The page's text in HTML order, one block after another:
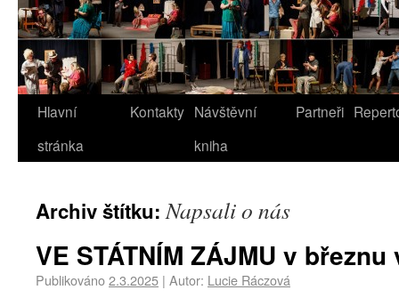
Hlavní
stránka
Kontakty Návštěvní
kniha
Partneři
Archiv štítku:Napsali o nás
VE STÁTNÍM ZÁJMU v březnu
Publikováno2.3.2025 | Autor: Lucie Ráczová